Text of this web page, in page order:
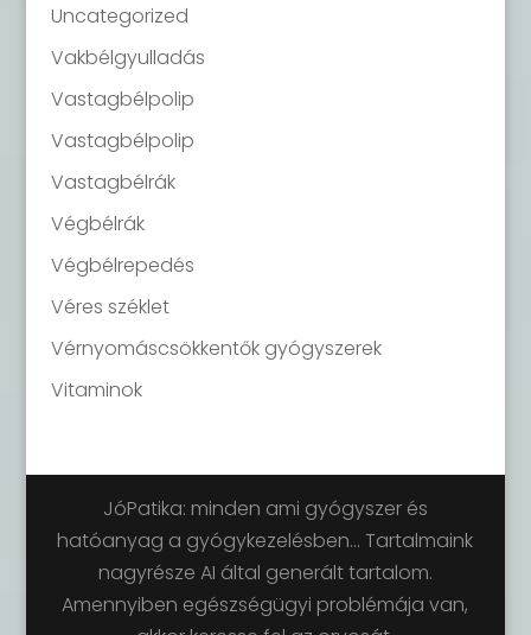
Uncategorized
Vakbélgyulladás
Vastagbélpolip
Vastagbélpolip
Vastagbélrák
Végbélrák
Végbélrepedés
Véres széklet
Vérnyomáscsökkentők gyógyszerek
Vitaminok
JóPatika: minden ami gyógyszer és
hatóanyag a gyógykezelésben... Tartalmaink
nagyrésze AI által generált tartalom.
Amennyiben egészségügyi problémája van,